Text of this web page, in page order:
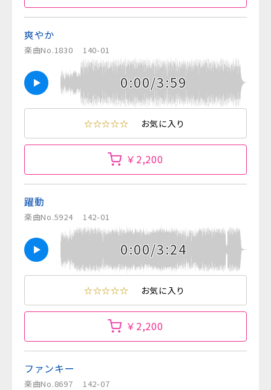
爽やか
楽曲No.1830 140-01
0:00/3:59
☆☆☆☆☆ お気に入り
￥2,200
躍動
楽曲No.5924 142-01
0:00/3:24
☆☆☆☆☆ お気に入り
￥2,200
ファンキー
楽曲No.8697 142-07